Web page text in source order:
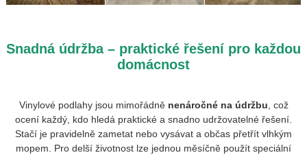
Snadná údržba – praktické řešení pro každou
domácnost
Vinylové podlahy jsou mimořádně nenáročné na údržbu , což
ocení každý, kdo hledá praktické a snadno udržovatelné řešení.
Stačí je pravidelně zametat nebo vysávat a občas přetřít vlhkým
mopem. Pro delší životnost lze jednou měsíčně použít speciální